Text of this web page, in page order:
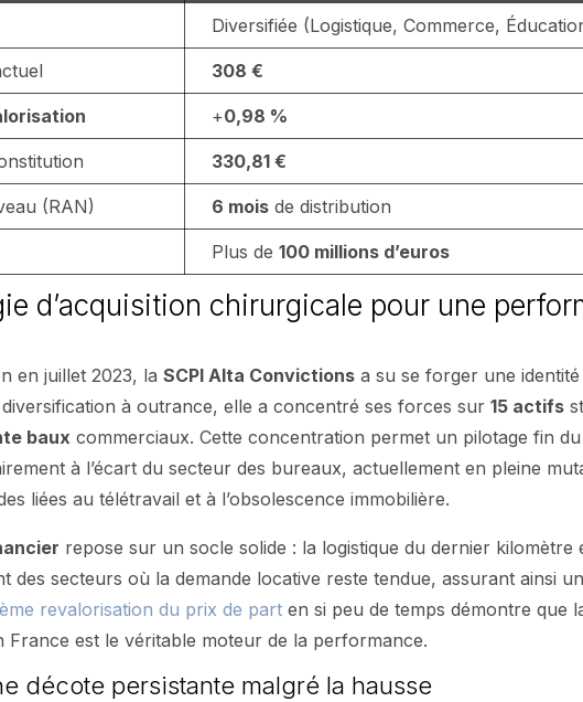
Diversifiée (Logistique, Commerce,
308 €
+0,98 %
330,81 €
(RAN) 6 mois de distribution
Plus de100 millions d’euros
d’acquisition chirurgicale pour une
en juillet 2023, laSCPI Alta Convictions a su se forger une
à outrance, elle a concentré ses forces sur15 actifs
baux commerciaux. Cette concentration permet un pilotage fin
à l’écart du secteur des bureaux, actuellement en pleine
liées au télétravail et à l’obsolescence immobilière.
repose sur un socle solide : la logistique du dernier kilomètre
des secteurs où la demande locative reste tendue, assurant ainsi
revalorisation du prix de part en si peu de temps démontre que
France est le véritable moteur de la performance.
décote persistante malgré la hausse